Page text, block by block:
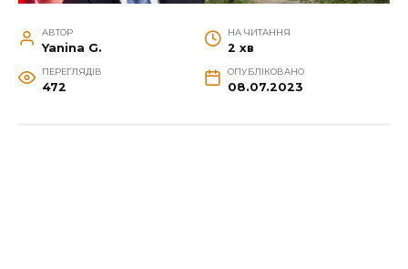
АВТОР
Yanina G.
НА ЧИТАННЯ
2 хв
ПЕРЕГЛЯДІВ
472
ОПУБЛІКОВАНО
08.07.2023